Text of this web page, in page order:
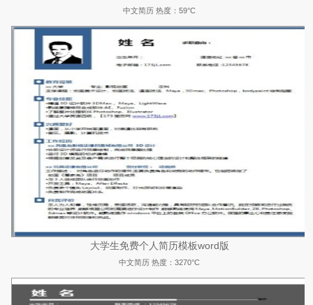
中文简历 热度：59°C
大学生免费个人简历模板word版
中文简历 热度：3270°C